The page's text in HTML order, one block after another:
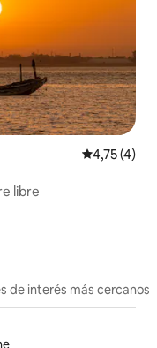
Calificación
4,75 (4)
libre
de interés más cercanos